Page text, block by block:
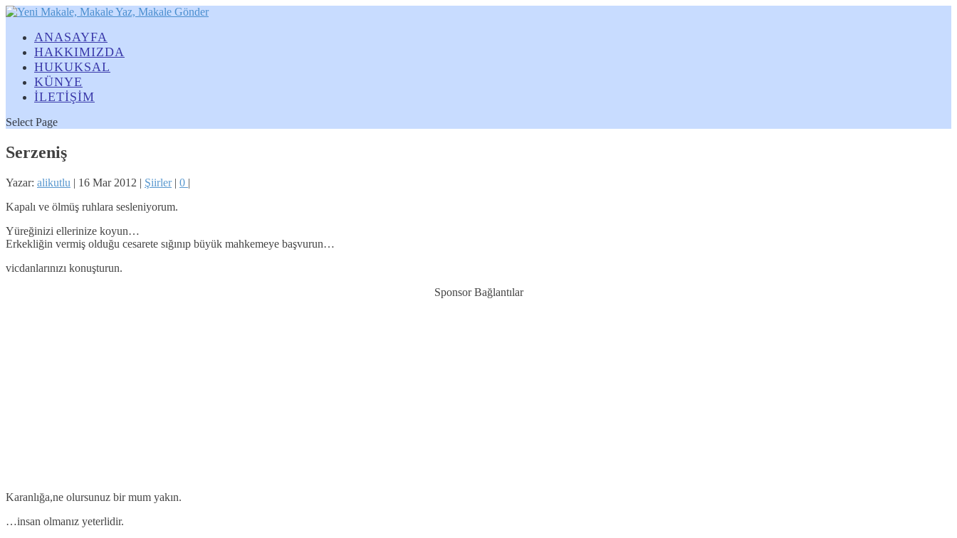
ANASAYFA
HAKKIMIZDA
HUKUKSAL
KÜNYE
İLETİŞİM
Select Page
Serzeniş
Yazar: alikutlu | 16 Mar 2012 | Şiirler| 0 |
Kapalı ve ölmüş ruhlara sesleniyorum.
Yüreğinizi ellerinize koyun…
Erkekliğin vermiş olduğu cesarete sığınıp büyük mahkemeye başvurun…
vicdanlarınızı konuşturun.
Sponsor Bağlantılar
Karanlığa,ne olursunuz bir mum yakın.
…insan olmanız yeterlidir.